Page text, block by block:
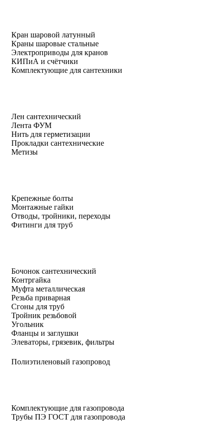
Кран шаровой латунный
Краны шаровые стальные
Электроприводы для кранов
КИПиА и счётчики
Комплектующие для сантехники
Лен сантехнический
Лента ФУМ
Нить для герметизации
Прокладки сантехнические
Метизы
Крепежные болты
Монтажные гайки
Отводы, тройники, переходы
Фитинги для труб
Бочонок сантехнический
Контргайка
Муфта металлическая
Резьба приварная
Сгоны для труб
Тройник резьбовой
Угольник
Фланцы и заглушки
Элеваторы, грязевик, фильтры
Полиэтиленовый газопровод
Комплектующие для газопровода
Трубы ПЭ ГОСТ для газопровода